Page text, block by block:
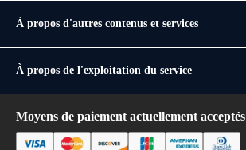
À propos d'autres contenus et services
À propos de l'exploitation du service
Moyens de paiement actuellement acceptés